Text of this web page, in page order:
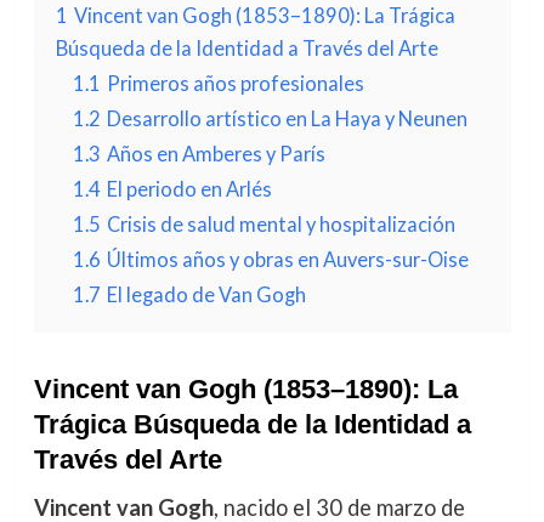
1 Vincent van Gogh (1853–1890): La Trágica
Búsqueda de la Identidad a Través del Arte
1.1 Primeros años profesionales
1.2 Desarrollo artístico en La Haya y Neunen
1.3 Años en Amberes y París
1.4 El periodo en Arlés
1.5 Crisis de salud mental y hospitalización
1.6 Últimos años y obras en Auvers-sur-Oise
1.7 El legado de Van Gogh
Vincent van Gogh (1853–1890): La
Trágica Búsqueda de la Identidad a
Través del Arte
Vincent van Gogh, nacido el 30 de marzo de